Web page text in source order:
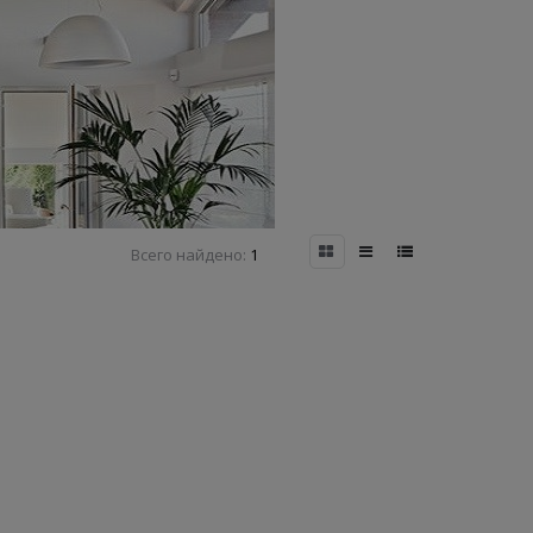
Всего найдено: 1